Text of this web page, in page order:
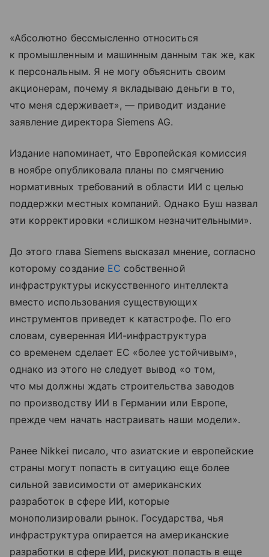
«Абсолютно бессмысленно относиться
к промышленным и машинным данным так же, как
к персональным. Я не могу объяснить своим
акционерам, почему я вкладываю деньги в то,
что меня сдерживает», — приводит издание
заявление директора Siemens AG.
Издание напоминает, что Европейская комиссия
в ноябре опубликовала планы по смягчению
нормативных требований в области ИИ с целью
поддержки местных компаний. Однако Буш назвал
эти корректировки «слишком незначительными».
До этого глава Siemens высказал мнение, согласно
которому создание ЕС собственной
инфраструктуры искусственного интеллекта
вместо использования существующих
инструментов приведет к катастрофе. По его
словам, суверенная ИИ-инфраструктура
со временем сделает ЕС «более устойчивым»,
однако из этого не следует вывод «о том,
что мы должны ждать строительства заводов
по производству ИИ в Германии или Европе,
прежде чем начать настраивать наши модели».
Ранее Nikkei писало, что азиатские и европейские
страны могут попасть в ситуацию еще более
сильной зависимости от американских
разработок в сфере ИИ, которые
монополизировали рынок. Государства, чья
инфраструктура опирается на американские
разработки в сфере ИИ, рискуют попасть в еще